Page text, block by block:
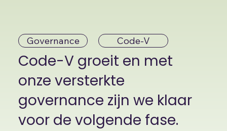
Code-V
Governance
Code-V groeit en met
onze versterkte
governance zijn we klaar
voor de volgende fase.